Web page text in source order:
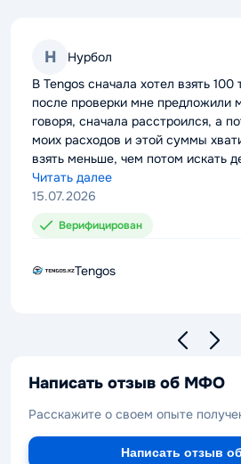
Н Нурбол
В Tengos сначала хотел взять 100
после проверки мне предложили
говоря, сначала расстроился, а
моих расходов и этой суммы
взять меньше, чем потом искать
платёж. В следующий раз уже
какой лимит можно рассчитывать.
Читать далее
15.07.2026
Верифицирован
Tengos
Написать отзыв об МФО
Расскажите о своем опыте
Написать отзыв